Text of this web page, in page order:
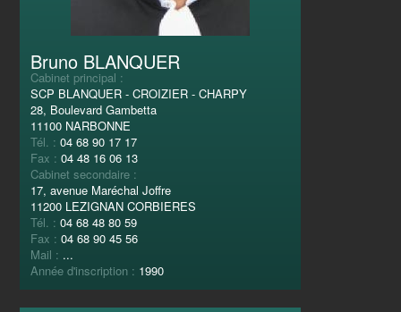
Bruno BLANQUER
Cabinet principal :
SCP BLANQUER - CROIZIER - CHARPY
28, Boulevard Gambetta
11100 NARBONNE
Tél. :04 68 90 17 17
Fax :04 48 16 06 13
Cabinet secondaire :
17, avenue Maréchal Joffre
11200 LEZIGNAN CORBIERES
Tél. :04 68 48 80 59
Fax :04 68 90 45 56
Mail : ...
Année d'inscription : 1990